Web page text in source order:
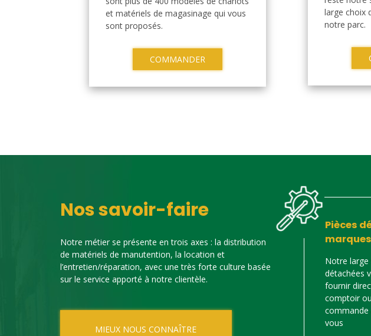
et matériels de magasinage qui vous
sont proposés.
COMMANDER
large choix
notre parc.
Nos savoir-faire
Notre métier se présente en trois axes : la distribution
de matériels de manutention, la location et
l’entretien/réparation, avec une très forte culture basée
sur le service apporté à notre clientèle.
MIEUX NOUS CONNAÎTRE
Pièces
marques
Notre large
détachées
fournir
comptoir
commande
vous